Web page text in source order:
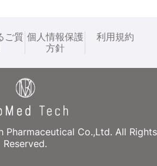
ご質 個人情報保護
方針
利用規約
Co.,Ltd. All Rights
Reserved.